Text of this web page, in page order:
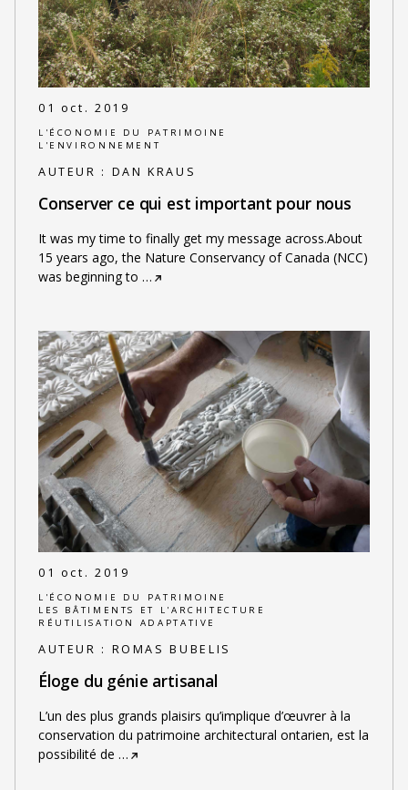
01 oct. 2019
L'ÉCONOMIE DU PATRIMOINE
L'ENVIRONNEMENT
AUTEUR : DAN KRAUS
Conserver ce qui est important pour nous
It was my time to finally get my message across.About
15 years ago, the Nature Conservancy of Canada (NCC)
was beginning to …
01 oct. 2019
L'ÉCONOMIE DU PATRIMOINE
LES BÂTIMENTS ET L'ARCHITECTURE
RÉUTILISATION ADAPTATIVE
AUTEUR : ROMAS BUBELIS
Éloge du génie artisanal
L’un des plus grands plaisirs qu’implique d’œuvrer à la
conservation du patrimoine architectural ontarien, est la
possibilité de …